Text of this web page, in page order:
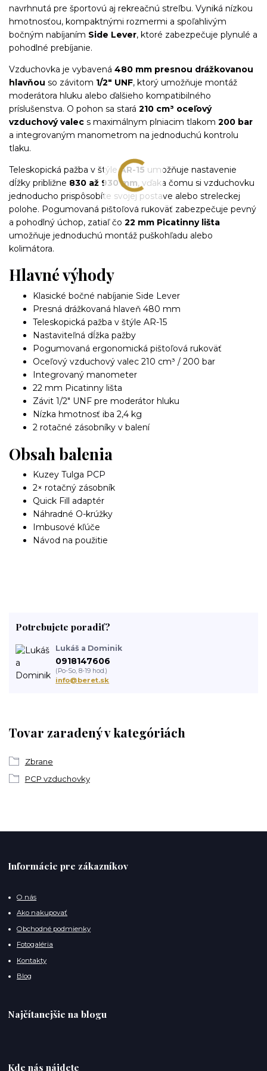
navrhnutá pre športovú aj rekreačnú streľbu. Vyniká nízkou
hmotnosťou, kompaktnými rozmermi a spoľahlivým
bočným nabíjaním Side Lever, ktoré zabezpečuje plynulé a
pohodlné prebíjanie.
Vzduchovka je vybavená 480 mm presnou drážkovanou
hlavňou so závitom 1/2" UNF, ktorý umožňuje montáž
moderátora hluku alebo ďalšieho kompatibilného
príslušenstva. O pohon sa stará 210 cm³ oceľový
vzduchový valec s maximálnym plniacim tlakom 200 bar
a integrovaným manometrom na jednoduchú kontrolu
tlaku.
Teleskopická pažba v štýleAR-15 umožňuje nastavenie
dĺžky približne 830 až 930 mm, vďaka čomu si vzduchovku
jednoducho prispôsobíte svojej postave alebo streleckej
polohe. Pogumovaná pištoľová rukoväť zabezpečuje pevný
a pohodlný úchop, zatiaľ čo 22 mm Picatinny lišta
umožňuje jednoduchú montáž puškohľadu alebo
kolimátora.
Hlavné výhody
Klasické bočné nabíjanie Side Lever
Presná drážkovaná hlaveň 480 mm
Teleskopická pažba v štýle AR-15
Nastaviteľná dĺžka pažby
Pogumovaná ergonomická pištoľová rukoväť
Oceľový vzduchový valec 210 cm³ / 200 bar
Integrovaný manometer
22 mm Picatinny lišta
Závit 1/2" UNF pre moderátor hluku
Nízka hmotnosť iba 2,4 kg
2 rotačné zásobníky v balení
Obsah balenia
Kuzey Tulga PCP
2× rotačný zásobník
Quick Fill adaptér
Náhradné O-krúžky
Imbusové kľúče
Návod na použitie
Tovar zaradený v kategóriách
Zbrane
PCP vzduchovky
Potrebujete poradiť?
Lukáš a Dominik
0918147606
(Po-So, 8-19 hod.)
info@beret.sk
Informácie pre zákazníkov
O nás
Ako nakupovať
Obchodné podmienky
Fotogaléria
Kontakty
Blog
Najčítanejšie na blogu
Kde nás nájdete